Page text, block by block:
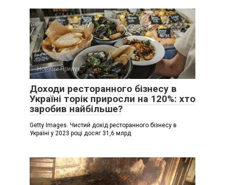
Новини Прилук
Доходи ресторанного бізнесу в
Україні торік приросли на 120%: хто
заробив найбільше?
Getty Images. Чистий дохід ресторанного бізнесу в
Україні у 2023 році досяг 31,6 млрд